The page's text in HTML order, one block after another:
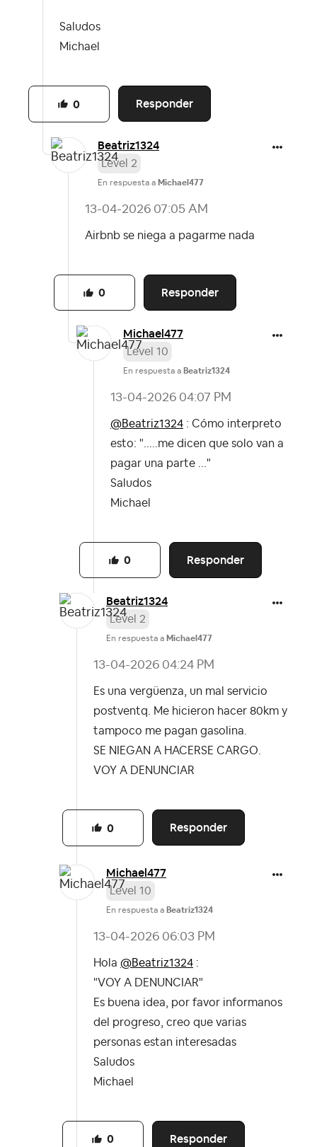
Saludos
Michael
Responder
0
Beatriz1324
Level 2
En respuesta a Michael477
‎13-04-2026 07:05 AM
Airbnb se niega a pagarme nada
Responder
0
Michael477
Level 10
En respuesta a Beatriz1324
‎13-04-2026 04:07 PM
@Beatriz1324 : Cómo interpreto
esto: ".....me dicen que solo van a
pagar una parte ..."
Saludos
Michael
Responder
0
Beatriz1324
Level 2
En respuesta a Michael477
‎13-04-2026 04:24 PM
Es una vergüenza, un mal servicio
postventq. Me hicieron hacer 80km y
tampoco me pagan gasolina.
SE NIEGAN A HACERSE CARGO.
VOY A DENUNCIAR
Responder
0
Michael477
Level 10
En respuesta a Beatriz1324
‎13-04-2026 06:03 PM
Hola @Beatriz1324 :
"VOY A DENUNCIAR"
Es buena idea, por favor informanos
del progreso, creo que varias
personas estan interesadas
Saludos
Michael
Responder
0